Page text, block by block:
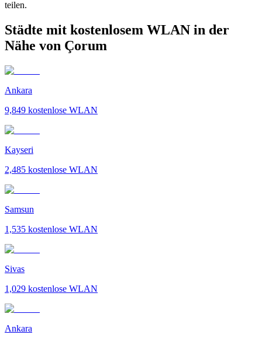
teilen.
Städte mit kostenlosem WLAN in der
Nähe von Çorum
Ankara
9,849 kostenlose WLAN
Kayseri
2,485 kostenlose WLAN
Samsun
1,535 kostenlose WLAN
Sivas
1,029 kostenlose WLAN
Ankara